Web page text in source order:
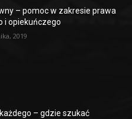
– pomoc w zakresie prawa
i opiekuńczego
2019
– gdzie szukać